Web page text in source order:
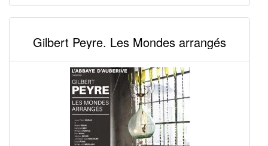
Gilbert Peyre. Les Mondes arrangés